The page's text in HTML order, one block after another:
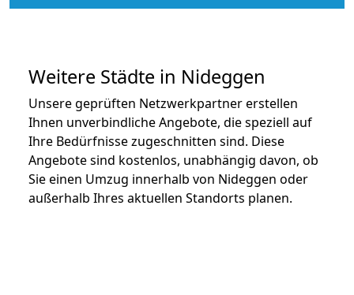
Weitere Städte in Nideggen
Unsere geprüften Netzwerkpartner erstellen
Ihnen unverbindliche Angebote, die speziell auf
Ihre Bedürfnisse zugeschnitten sind. Diese
Angebote sind kostenlos, unabhängig davon, ob
Sie einen Umzug innerhalb von Nideggen oder
außerhalb Ihres aktuellen Standorts planen.